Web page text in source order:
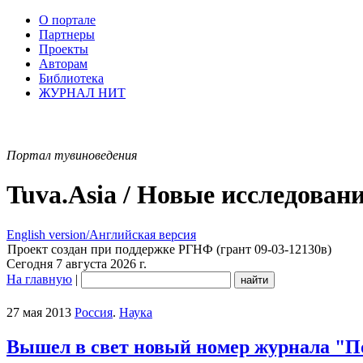
О портале
Партнеры
Проекты
Авторам
Библиотека
ЖУРНАЛ НИТ
Портал тувиноведения
Tuva.Asia / Новые
English version/Английская версия
Проект создан при поддержке РГНФ (грант 09-03-12130в)
Сегодня 7 августа 2026 г.
На главную |
27 мая 2013 Россия. Наука
Вышел в свет новый номер журнала